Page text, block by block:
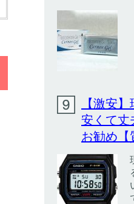
【激安
安くて丈
お勧め【